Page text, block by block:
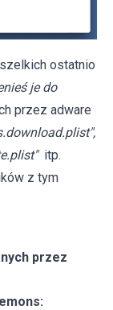
ostatnio
je do
przez adware
itp.
z tym
przez